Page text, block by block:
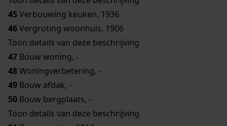
45Verbouwing keuken, 1936
46Vergroting woonhuis, 1906
Toon details van deze beschrijving
47 Bouw woning, -
48Woningverbetering, -
49 Bouw afdak, -
50 Bouw bergplaats, -
Toon details van deze beschrijving